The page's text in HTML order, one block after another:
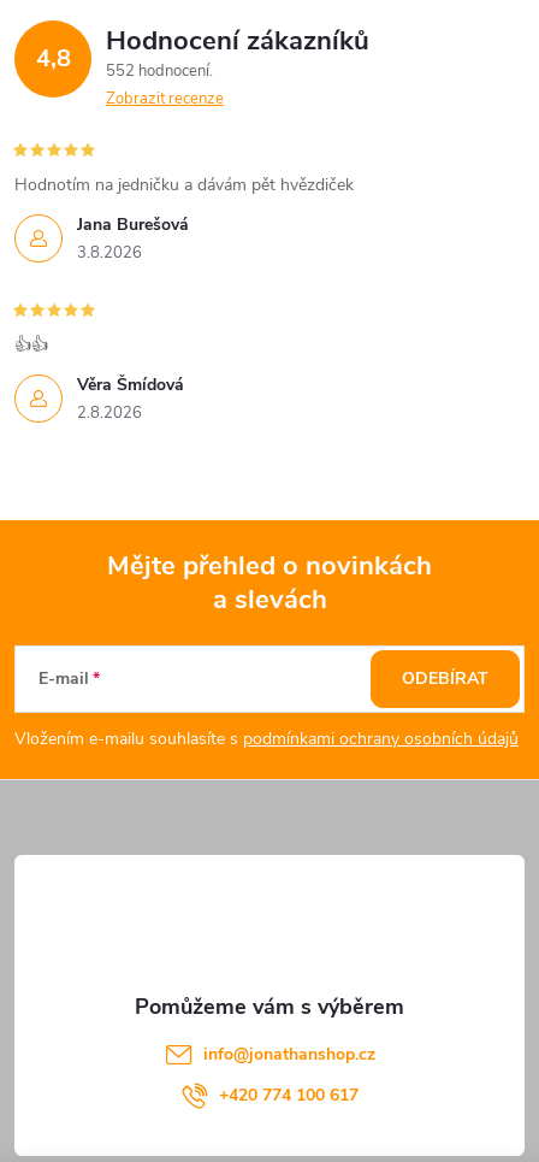
4,8 Hodnocení zákazníků
552 hodnocení
Zobrazit recenze
Jana Burešová
3.8.2026
Hodnotím na jedničku a dávám pět hvězdiček
Věra Šmídová
2.8.2026
👍👍
p
a
t
Mějte přehled o novinkách
a slevách
E-mail
Vložením e-mailu souhlasíte s podmínkami ochrany osobních údajů
ODEBÍRAT
info@jonathanshop.cz
+420 774 100 617